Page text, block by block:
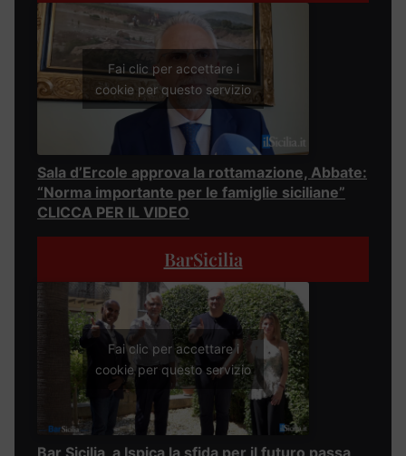
Fai clic per accettare i
cookie per questo servizio
Sala d’Ercole approva la rottamazione, Abbate:
“Norma importante per le famiglie siciliane”
CLICCA PER IL VIDEO
BarSicilia
Fai clic per accettare i
cookie per questo servizio